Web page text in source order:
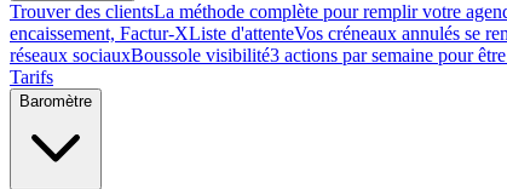
Trouver des clientsLa méthode complète pour remplir votre
encaissement, Factur-XListe d'attenteVos créneaux annulés se
réseaux sociauxBoussole visibilité3 actions par semaine pour
Tarifs
Baromètre